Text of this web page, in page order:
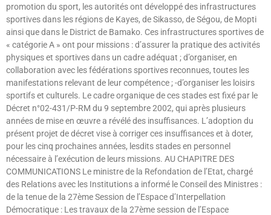
promotion du sport, les autorités ont développé des infrastructures
sportives dans les régions de Kayes, de Sikasso, de Ségou, de Mopti
ainsi que dans le District de Bamako. Ces infrastructures sportives de
« catégorie A » ont pour missions : d’assurer la pratique des activités
physiques et sportives dans un cadre adéquat ; d’organiser, en
collaboration avec les fédérations sportives reconnues, toutes les
manifestations relevant de leur compétence ; -d’organiser les loisirs
sportifs et culturels. Le cadre organique de ces stades est fixé par le
Décret n°02-431/P-RM du 9 septembre 2002, qui après plusieurs
années de mise en œuvre a révélé des insuffisances. L’adoption du
présent projet de décret vise à corriger ces insuffisances et à doter,
pour les cinq prochaines années, lesdits stades en personnel
nécessaire à l’exécution de leurs missions. AU CHAPITRE DES
COMMUNICATIONS Le ministre de la Refondation de l’Etat, chargé
des Relations avec les Institutions a informé le Conseil des Ministres :
de la tenue de la 27ème Session de l’Espace d’Interpellation
Démocratique : Les travaux de la 27ème session de l’Espace